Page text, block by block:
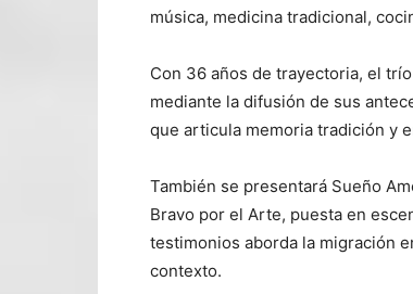
música, medicina tradicional,
Con 36 años de trayectoria, el
mediante la difusión de sus
que articula memoria tradición y
También se presentará Sueño
Bravo por el Arte, puesta en
testimonios aborda la migración
contexto.